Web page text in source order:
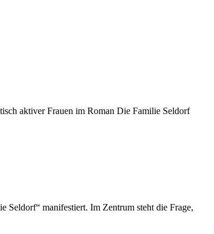
aktiver Frauen im Roman Die Familie Seldorf
Seldorf“ manifestiert. Im Zentrum steht die Frage,